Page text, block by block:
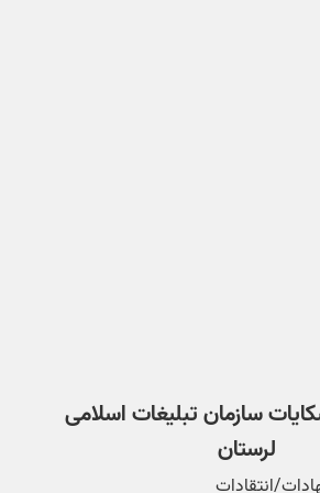
سازمان تبلیغات اسلامی
لرستان
انتقادات